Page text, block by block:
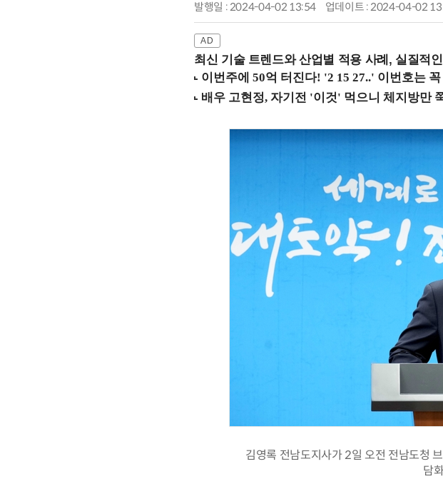
발행일 : 2024-04-02 13:54 업데이트 : 2024-04-02
최신 기술 트렌드와 산업별 적용 사례, 실질적
김영록 전남도지사가 2일 오전 전남도청
담